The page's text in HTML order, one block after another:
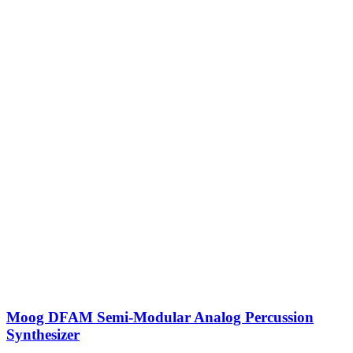
Moog DFAM Semi-Modular Analog Percussion
Synthesizer